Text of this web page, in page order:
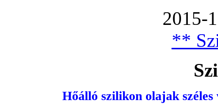
2015-
**
Hőálló szilikon olajak